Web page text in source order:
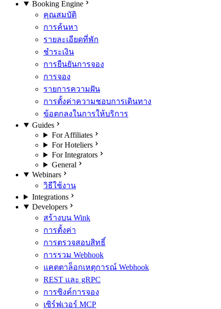
Booking Engine
คุณสมบัติ
การค้นหา
รายละเอียดที่พัก
ชำระเงิน
การยืนยันการจอง
การจอง
รายการความฝัน
การตั้งค่าความชอบการเดินทาง
ข้อตกลงในการให้บริการ
Guides
For Affiliates
For Hoteliers
For Integrators
General
Webinars
วิธีใช้งาน
Integrations
Developers
สร้างบน Wink
การตั้งค่า
การตรวจสอบสิทธิ์
การรวม Webhook
แคตตาล็อกเหตุการณ์ Webhook
REST และ gRPC
การซิงค์การจอง
เซิร์ฟเวอร์ MCP